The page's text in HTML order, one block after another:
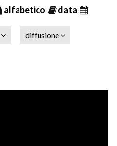
alfabetico data
diffusione